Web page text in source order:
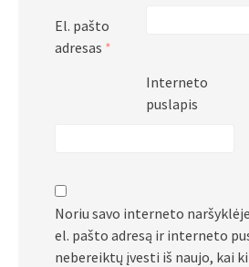
El. pašto
adresas *
Interneto
puslapis
Noriu savo interneto
el. pašto adresą ir interneto
nebereiktų įvesti iš naujo, kai